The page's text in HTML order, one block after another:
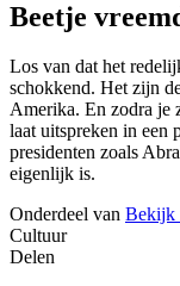
Beetje
Los van dat het
schokkend. Het zijn
Amerika. En zodra je
laat uitspreken in een
presidenten zoals
eigenlijk is.
Onderdeel van Bekijk
Cultuur
Delen